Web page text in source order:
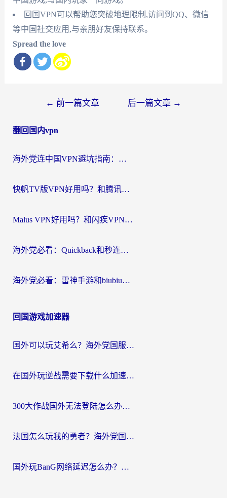
回国VPN可以帮助您突破地理限制,访问到QQ、微信
等中国社交应用,与亲朋好友保持联系。
Spread the love
导
← 前一篇文章 后一篇文章 →
翻回国内vpn
海外党连中国VPN避坑指南：如何选到真正能无缝刷国内资源的加速器？
快帆TV版VPN好用吗？和腾讯VPN对比哪个回国效果更好？海外党必看的真实体验指南
Malus VPN好用吗？和闪疾VPN对比哪个回国效果更好？海外华人的实用避坑指南
海外党必看：Quickback和秒连好用吗？3步选对回国加速器，无缝刷国内资源
海外党必看：雷神手游和biubiu好用吗？3招选对回国加速器无缝刷国内资源
回国游戏加速器
国外可以玩艾希么？海外党国服游戏畅玩终极指南（附加速器选择秘籍）
在国外玩逆战需要下载什么加速器呢？海外党亲测有效的国服游戏加速指南
300大作战国外无法登陆怎么办？海外玩家亲测有效的解决指南
法国怎么玩我的勇者？海外党国服游戏不卡攻略，附3款热门游戏加速实测
国外玩BanG网络延迟怎么办？海外玩家亲测有效的国服游戏加速指南